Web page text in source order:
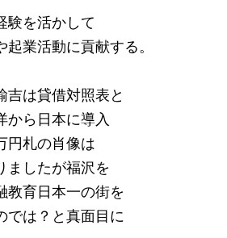
を活かして
業活動に貢献する。
は貸借対照表と
ら日本に導入
円札の肖像は
したが福沢を
育日本一の街を
は？と真面目に